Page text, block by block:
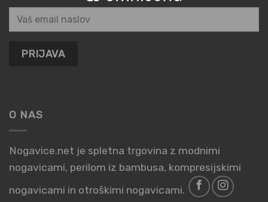
O NAS
Nogavice.net je spletna trgovina z modnimi
nogavicami, perilom iz bambusa, kompresijskimi
nogavicami in otroškimi nogavicami.